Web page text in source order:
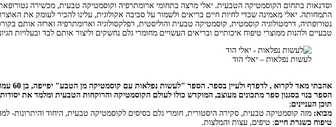
וסדנאות בתחום הקוסמטיקה הטבעית. יאלי מרצה בתחומי ארומתרפיה וקוסמטיקה טבעית, מכשירה
התמחותה. יאלי מאמינה שכדי לחיות חיים בריאים ולשמור על סביבה אקולוגית, עלינו להכיר לעומק את
נטורופתיה, דרמטולוגיה קוסמטית, קוסמטיקה טבעית והוליסטית, רפלקסולוגיה וארומתרפיה וארזה אותם
טבעיים ולהנות ממוצרי טיפוח איכותיים ובריאים העשויים מחומרי גלם נחשקים וליצור אותם לבד ובעלויות
לעשות נפלאות – יאלי הוד
אהבתי מאד לקרוא , לדפדף ולעיין בספר. הספר "לעשות נפלאות עם קוסמטיקה מן הטבע" יפייפה, בן 60 עמודים עם כריכה דקה.
הספר בנוי בסגנון ספר מתכונים מעוצב, המוקדש כולו לעולם הקוסמטיקה והרוקחות הטבעית ומלמד את
תוכן העניינים;
מבוא: מזה קוסמטיקה טבעית, סקירה היסטורית, חומרי גלם בסיסים לקוסמטיקה טבעית, היחוד והיתרונות-
טיפוח כשגרת חיים: טיפים, עצות והמלצות.